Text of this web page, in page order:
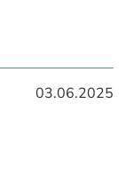
03.06.2025